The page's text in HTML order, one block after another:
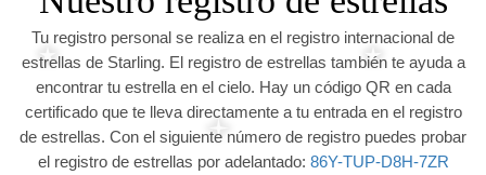
Tu registro personal se realiza en el registro internacional de
estrellas de Starling. El registro de estrellas también te ayuda a
encontrar tu estrella en el cielo. Hay un código QR en cada
certificado que te lleva directamente a tu entrada en el registro
de estrellas. Con el siguiente número de registro puedes probar
el registro de estrellas por adelantado: 86Y-TUP-D8H-7ZR